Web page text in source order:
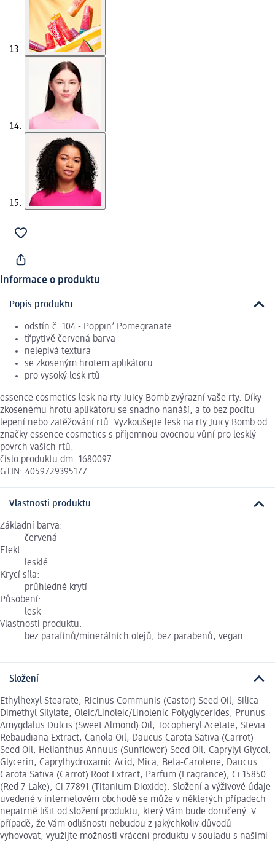
Informace o produktu
Popis produktu
odstín č. 104 - Poppin’ Pomegranate
třpytivě červená barva
nelepivá textura
se zkoseným hrotem aplikátoru
pro vysoký lesk rtů
essence cosmetics lesk na rty Juicy Bomb zvýrazní vaše rty. Díky
zkosenému hrotu aplikátoru se snadno nanáší, a to bez pocitu
lepení nebo zatěžování rtů. Vyzkoušejte lesk na rty Juicy Bomb od
značky essence cosmetics s příjemnou ovocnou vůní pro lesklý
povrch vašich rtů.
číslo produktu dm: 1680097
GTIN: 4059729395177
Vlastnosti produktu
Základní barva:
červená
Efekt:
lesklé
Krycí síla:
průhledné krytí
Působení:
lesk
Vlastnosti produktu:
bez parafínů/minerálních olejů, bez parabenů, vegan
Složení
Ethylhexyl Stearate, Ricinus Communis (Castor) Seed Oil, Silica
Dimethyl Silylate, Oleic/Linoleic/Linolenic Polyglycerides, Prunus
Amygdalus Dulcis (Sweet Almond) Oil, Tocopheryl Acetate, Stevia
Rebaudiana Extract, Canola Oil, Daucus Carota Sativa (Carrot)
Seed Oil, Helianthus Annuus (Sunflower) Seed Oil, Caprylyl Glycol,
Glycerin, Caprylhydroxamic Acid, Mica, Beta-Carotene, Daucus
Carota Sativa (Carrot) Root Extract, Parfum (Fragrance), Ci 15850
(Red 7 Lake), Ci 77891 (Titanium Dioxide). Složení a výživové údaje
uvedené v internetovém obchodě se může v některých případech
nepatrně lišit od složení produktu, který Vám bude doručený. V
případě, že Vám odlišnosti nebudou z jakýchkoliv důvodů
vyhovovat, využijte možnosti vrácení produktu v souladu s našimi